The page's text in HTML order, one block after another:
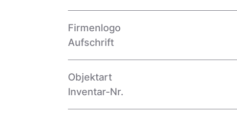
Firmenlogo
Aufschrift
Objektart
Inventar-Nr.